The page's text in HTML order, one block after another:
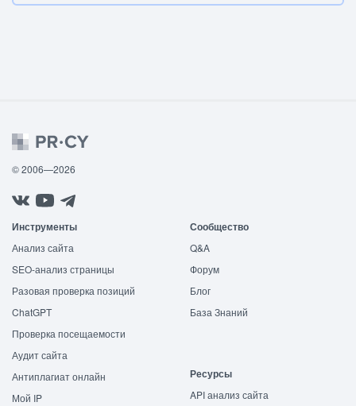
© 2006—2026
Инструменты
Анализ сайта
SEO-анализ страницы
Разовая проверка позиций
ChatGPT
Проверка посещаемости
Аудит сайта
Антиплагиат онлайн
Мой IP
Сообщество
Q&A
Форум
Блог
База Знаний
Ресурсы
API анализ сайта